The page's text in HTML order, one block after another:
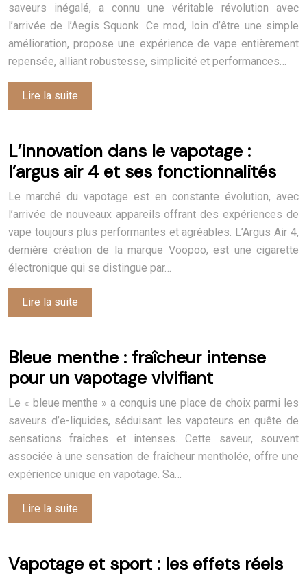
saveurs inégalé, a connu une véritable révolution avec
l’arrivée de l’Aegis Squonk. Ce mod, loin d’être une simple
amélioration, propose une expérience de vape entièrement
repensée, alliant robustesse, simplicité et performances…
Lire la suite
L’innovation dans le vapotage :
l’argus air 4 et ses fonctionnalités
Le marché du vapotage est en constante évolution, avec
l’arrivée de nouveaux appareils offrant des expériences de
vape toujours plus performantes et agréables. L’Argus Air 4,
dernière création de la marque Voopoo, est une cigarette
électronique qui se distingue par…
Lire la suite
Bleue menthe : fraîcheur intense
pour un vapotage vivifiant
Le « bleue menthe » a conquis une place de choix parmi les
saveurs d’e-liquides, séduisant les vapoteurs en quête de
sensations fraîches et intenses. Cette saveur, souvent
associée à une sensation de fraîcheur mentholée, offre une
expérience unique en vapotage. Sa…
Lire la suite
Vapotage et sport : les effets réels